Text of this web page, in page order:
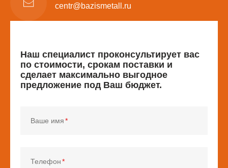
centr@bazismetall.ru
Наш специалист проконсультирует вас
по стоимости, срокам поставки и
сделает максимально выгодное
предложение под Ваш бюджет.
Ваше имя
Телефон